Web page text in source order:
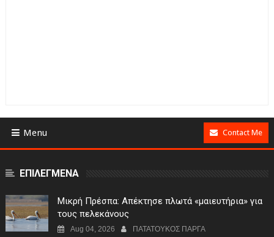
Menu Contact Me
ΕΠΙΛΕΓΜΕΝΑ
Μικρή Πρέσπα: Απέκτησε πλωτά «μαιευτήρια» για
τους πελεκάνους
Aug 04, 2026 ΠΑΤΑΤΟΥΚΟΣ ΠΑΡΓΑ